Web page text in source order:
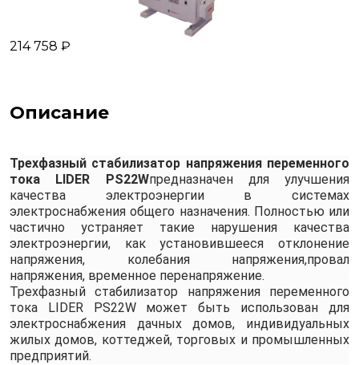
214 758 ₽
Описание
Трехфазный стабилизатор напряжения переменного
тока LIDER PS22Wпредназначен для улучшения
качества электроэнергии в системах
электроснабжения общего назначения. Полностью или
частично устраняет такие нарушения качества
электроэнергии, как установившееся отклонение
напряжения, колебания напряжения,провал
напряжения, временное перенапряжение.
Трехфазный стабилизатор напряжения переменного
тока LIDER PS22W может быть использован для
электроснабжения дачных домов, индивидуальных
жилых домов, коттеджей, торговых и промышленных
предприятий.